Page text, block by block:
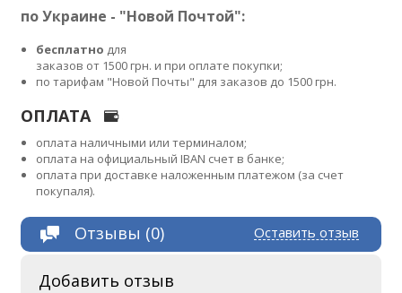
по Украине - "Новой Почтой":
бесплатно для
заказов от 1500 грн. и при оплате покупки;
по тарифам "Новой Почты" для заказов до 1500 грн.
ОПЛАТА
оплата наличными или терминалом;
оплата на официальный IBAN счет в банке;
оплата при доставке наложенным платежом (за счет
покупаля).
Оставить отзыв
Отзывы (0)
Добавить отзыв